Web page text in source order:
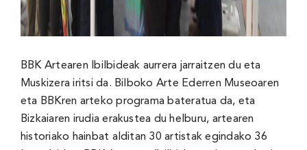
BBK Artearen Ibilbideak aurrera jarraitzen du eta
Muskizera iritsi da. Bilboko Arte Ederren Museoaren
eta BBKren arteko programa bateratua da, eta
Bizkaiaren irudia erakustea du helburu, artearen
historiako hainbat alditan 30 artistak egindako 36